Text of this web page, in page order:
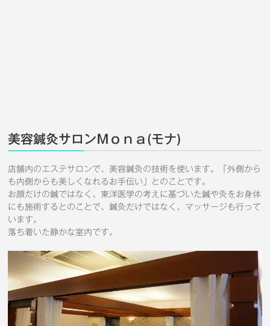
美容鍼灸サロンＭｏｎａ(モナ)
店舗内のエステサロンで、美容鍼灸の技術を使います。「外側から
も内側からも美しくなれるお手伝い」とのことです。
お顔だけの鍼ではなく、東洋医学の考えに基づいた鍼や灸をお身体
にも施術するとのことで、鍼灸だけではなく、マッサージも行って
います。
落ち着いた静かな室内です。